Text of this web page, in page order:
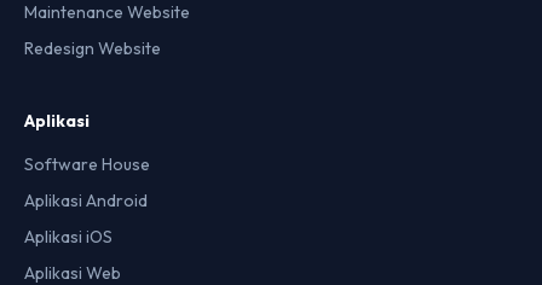
Maintenance Website
Redesign Website
Aplikasi
Software House
Aplikasi Android
Aplikasi iOS
Aplikasi Web